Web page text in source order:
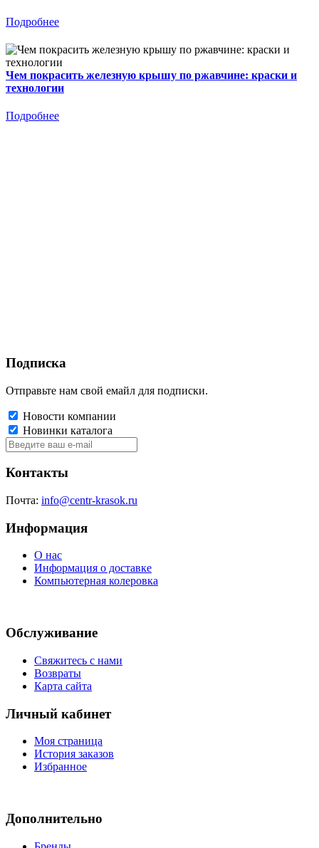
Подробнее
Чем покрасить железную крышу по ржавчине: краски и
технологии
Подробнее
Подписка
Отправьте нам свой емайл для подписки.
Новости компании
Новинки каталога
Контакты
Почта: info@centr-krasok.ru
Информация
О нас
Информация о доставке
Компьютерная колеровка
Обслуживание
Свяжитесь с нами
Возвраты
Карта сайта
Личный кабинет
Моя страница
История заказов
Избранное
Дополнительно